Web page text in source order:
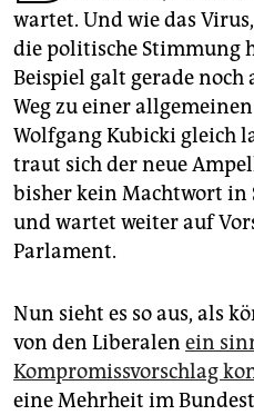
epaper login
wartet. Und wie das
die politische Stimmung
Beispiel galt gerade
Weg zu einer
Wolfgang Kubicki gleich
traut sich der neue
bisher kein Machtwort in
und wartet weiter auf
Parlament.
Nun sieht es so aus, als
von den Liberalen ein
Kompromissvorschlag
eine Mehrheit im